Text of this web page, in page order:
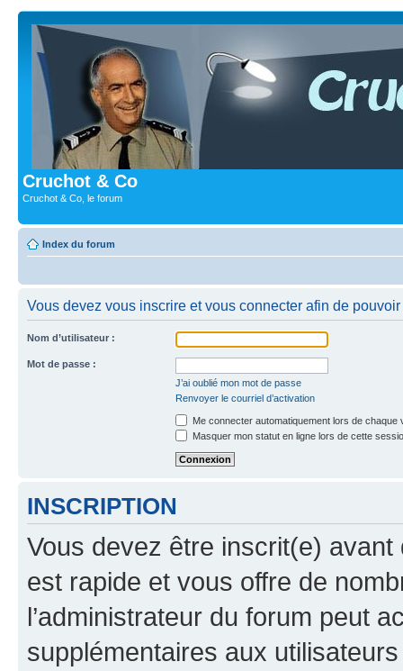
Cruchot & Co
Cruchot & Co, le forum
Index du forum
Vous devez vous inscrire et vous connecter afin de
Nom d’utilisateur :
Mot de passe :
J’ai oublié mon mot de passe
Renvoyer le courriel d’activation
Me connecter automatiquement lors de chaque
Masquer mon statut en ligne lors de cette
INSCRIPTION
Vous devez être inscrit(e) avant
est rapide et vous offre de
l’administrateur du forum peut
supplémentaires aux